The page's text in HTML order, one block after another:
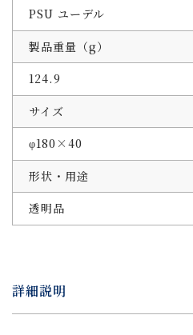
PSU ユーデル
製品重量（g）
124.9
サイズ
φ180×40
形状・用途
透明品
詳細説明